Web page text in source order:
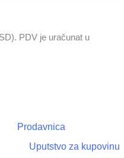
PDV je uračunat u
Prodavnica
Uputstvo za kupovinu